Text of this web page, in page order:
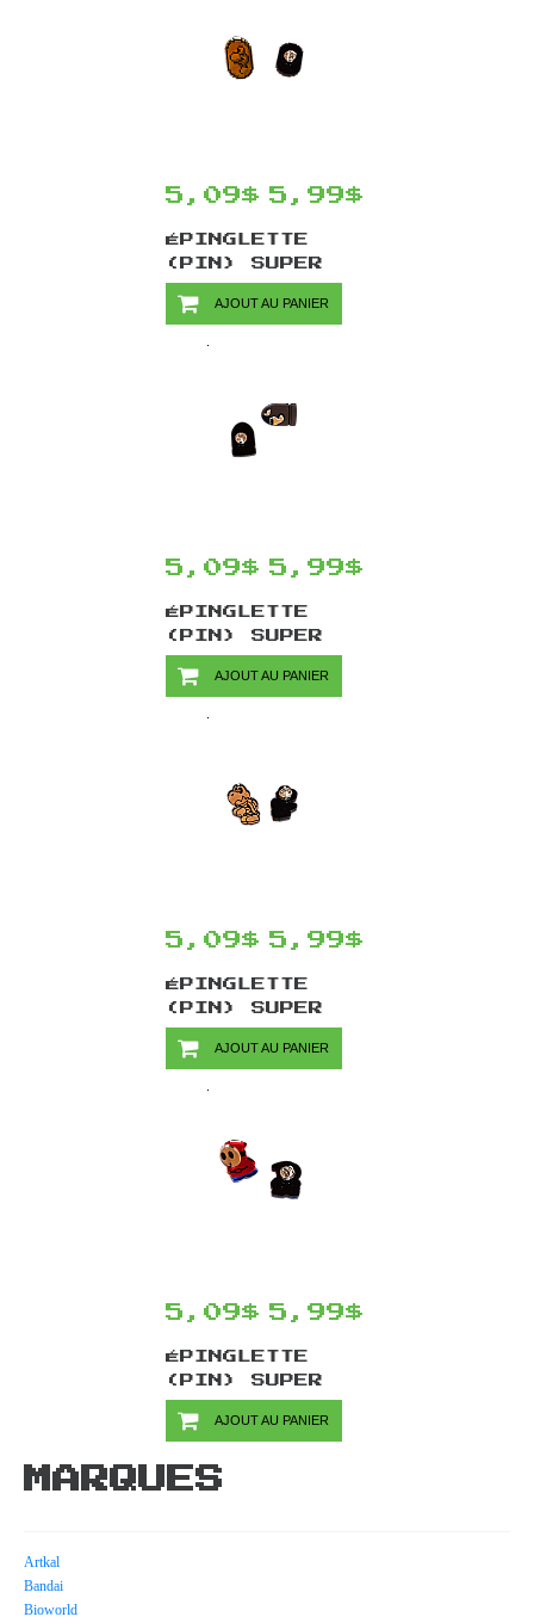
5,09$ 5,99$
ÉPINGLETTE
(PIN) SUPER
MARIO PAR
CHINOOK CRAFTS
AJOUT AU PANIER
5,09$ 5,99$
ÉPINGLETTE
(PIN) SUPER
MARIO PAR
CHINOOK CRAFTS
AJOUT AU PANIER
5,09$ 5,99$
ÉPINGLETTE
(PIN) SUPER
MARIO PAR
CHINOOK CRAFTS
AJOUT AU PANIER
5,09$ 5,99$
ÉPINGLETTE
(PIN) SUPER
MARIO PAR
CHINOOK CRAFTS
AJOUT AU PANIER
MARQUES
Artkal
Bandai
Bioworld